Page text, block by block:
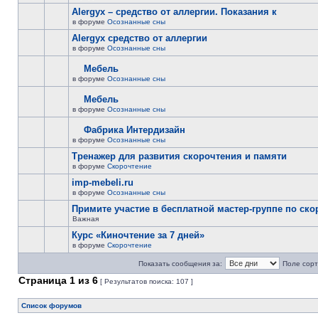
Alergyx – средство от аллергии. Показания к
в форуме Осознанные сны
Alergyx средство от аллергии
в форуме Осознанные сны
Мебель
в форуме Осознанные сны
Мебель
в форуме Осознанные сны
Фабрика Интердизайн
в форуме Осознанные сны
Тренажер для развития скорочтения и памяти
в форуме Скорочтение
imp-mebeli.ru
в форуме Осознанные сны
Примите участие в бесплатной мастер-группе по
Важная
Курс «Киночтение за 7 дней»
в форуме Скорочтение
Показать сообщения за: Поле
Страница 1 из 6 [ Результатов поиска: 107 ]
Список форумов